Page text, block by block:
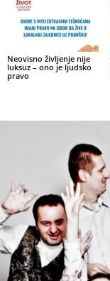
Neovisno življenje nije
luksuz – ono je ljudsko
pravo